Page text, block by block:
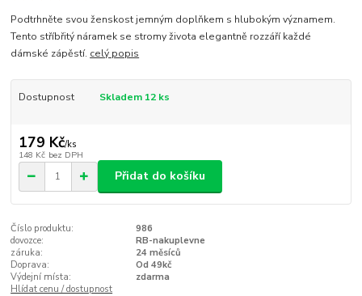
Podtrhněte svou ženskost jemným doplňkem s hlubokým významem.
Tento stříbřitý náramek se stromy života elegantně rozzáří každé
dámské zápěstí. celý popis
Dostupnost Skladem 12 ks
179 Kč/ks
148 Kč bez DPH
Přidat do košíku
Číslo produktu:
986
dovozce:
RB-nakuplevne
záruka:
24 měsíců
Doprava:
Od 49kč
Výdejní místa:
zdarma
Hlídat cenu / dostupnost